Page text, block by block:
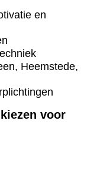
en
Heemstede,
voor